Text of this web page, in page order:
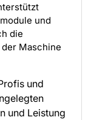
und
die
Maschine
und
und Leistung